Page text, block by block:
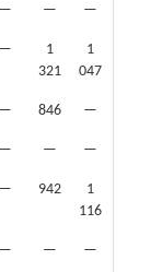
— — —
—
1
321
1
047
— 846 —
— — —
— 942
1
116
— — —